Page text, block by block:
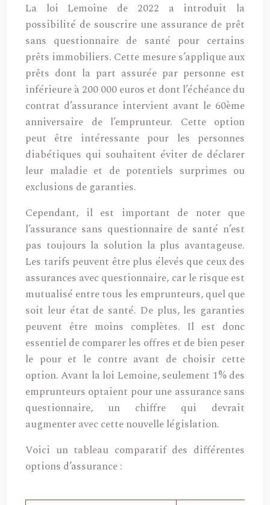
La loi Lemoine de 2022 a introduit la
possibilité de souscrire une assurance de prêt
sans questionnaire de santé pour certains
prêts immobiliers. Cette mesure s’applique aux
prêts dont la part assurée par personne est
inférieure à 200 000 euros et dont l’échéance du
contrat d’assurance intervient avant le 60ème
anniversaire de l’emprunteur. Cette option
peut être intéressante pour les personnes
diabétiques qui souhaitent éviter de déclarer
leur maladie et de potentiels surprimes ou
exclusions de garanties.
Cependant, il est important de noter que
l’assurance sans questionnaire de santé n’est
pas toujours la solution la plus avantageuse.
Les tarifs peuvent être plus élevés que ceux des
assurances avec questionnaire, car le risque est
mutualisé entre tous les emprunteurs, quel que
soit leur état de santé. De plus, les garanties
peuvent être moins complètes. Il est donc
essentiel de comparer les offres et de bien peser
le pour et le contre avant de choisir cette
option. Avant la loi Lemoine, seulement 1% des
emprunteurs optaient pour une assurance sans
questionnaire, un chiffre qui devrait
augmenter avec cette nouvelle législation.
Voici un tableau comparatif des différentes
options d’assurance :